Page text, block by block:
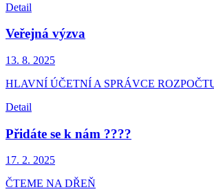
Detail
Veřejná výzva
13. 8. 2025
HLAVNÍ ÚČETNÍ A SPRÁVCE
Detail
Přidáte se k nám ????
17. 2. 2025
ČTEME NA DŘEŇ